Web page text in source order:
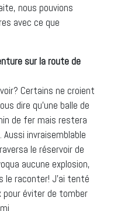
nous pouvions
avec ce que
sur la route de
Certains ne croient
dire qu’une balle de
de fer mais restera
invraisemblable
le réservoir de
aucune explosion,
le raconter! J’ai tenté
pour éviter de tomber